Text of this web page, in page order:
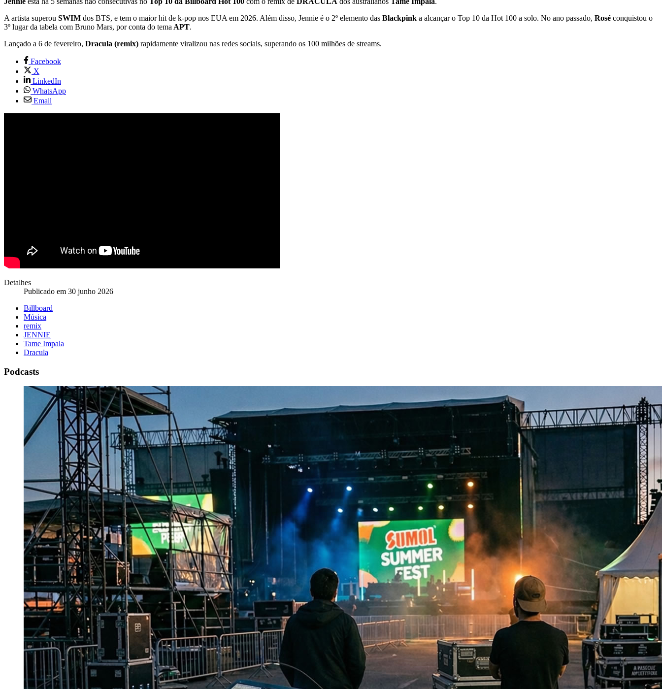
A artista superou SWIM dos BTS, e tem o maior hit de k-pop nos EUA em 2026. Além disso, Jennie é o 2º elemento das Blackpink a alcançar o Top 10 da Hot 100 a solo. No ano passado, Rosé conquistou o
3º lugar da tabela com Bruno Mars, por conta do tema APT.
Lançado a 6 de fevereiro, Dracula (remix) rapidamente viralizou nas redes sociais, superando os 100 milhões de streams.
Facebook
X
LinkedIn
WhatsApp
Email
Detalhes
Publicado em 30 junho 2026
Billboard
Música
remix
JENNIE
Tame Impala
Dracula
Podcasts